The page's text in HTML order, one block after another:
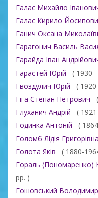
Галас Михайло
Галас Кирило
Ганич Оксана
Гарагонич Василь
Гарайда Іван
Гарастей Юрій
( 1930
Гвоздулич Юрій
(
Гіга Степан Петрович
Глуханич Андрій
(
Годинка Антоній
(
Голомб Лідія Григорівна
Голота Яків
( 1880-
Гораль (Пономаренко)
рр. )
Гошовський